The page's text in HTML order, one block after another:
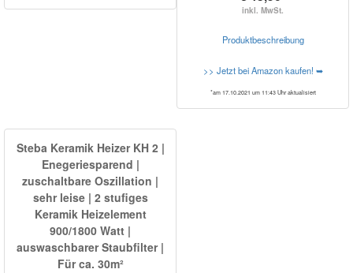
inkl. MwSt.
Produktbeschreibung
>> Jetzt bei Amazon kaufen! ➥
*am 17.10.2021 um 11:43 Uhr aktualisiert
Steba Keramik Heizer KH 2 |
Enegeriesparend |
zuschaltbare Oszillation |
sehr leise | 2 stufiges
Keramik Heizelement
900/1800 Watt |
auswaschbarer Staubfilter |
Für ca. 30m²